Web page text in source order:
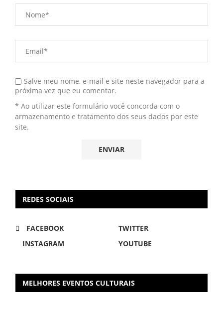
Salve meu nome, e-mail e site neste navegador para a
próxima vez que eu comentar.
* Ao utilizar este formulário você concorda com o
armazenamento e tratamento dos seus dados por este
site.
REDES SOCIAIS
FACEBOOK
TWITTER
INSTAGRAM
YOUTUBE
MELHORES EVENTOS CULTURAIS